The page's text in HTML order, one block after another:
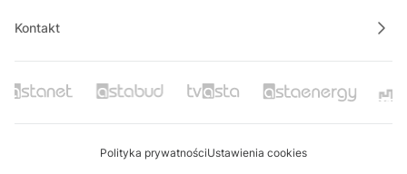
Kontakt
Polityka prywatnościUstawienia cookies